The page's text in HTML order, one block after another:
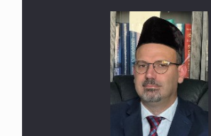
في الجامعة الأحمدية بنيجيريا لعام